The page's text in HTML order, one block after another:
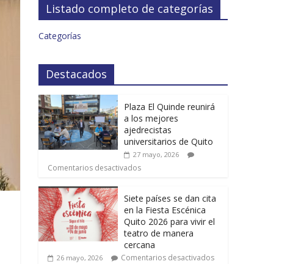
Listado completo de categorías
Categorías
Destacados
Plaza El Quinde reunirá
a los mejores
ajedrecistas
universitarios de Quito
27 mayo, 2026
Comentarios desactivados
Siete países se dan cita
en la Fiesta Escénica
Quito 2026 para vivir el
teatro de manera
cercana
26 mayo, 2026 Comentarios desactivados